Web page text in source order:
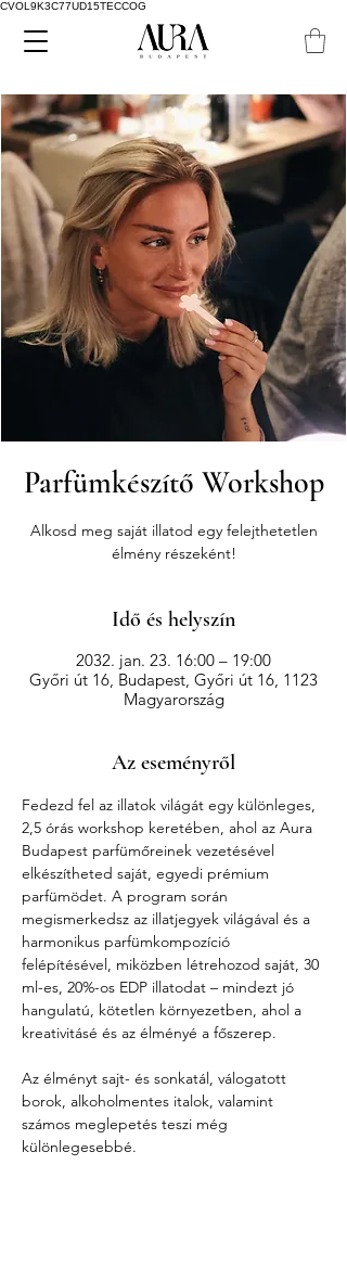
CVOL9K3C77UD15TECCOG
Parfümkészítő Workshop
Alkosd meg saját illatod egy felejthetetlen
élmény részeként!
Idő és helyszín
2032. jan. 23. 16:00 – 19:00
Győri út 16, Budapest, Győri út 16, 1123
Magyarország
Az eseményről
Fedezd fel az illatok világát egy különleges,
2,5 órás workshop keretében, ahol az Aura
Budapest parfümőreinek vezetésével
elkészítheted saját, egyedi prémium
parfümödet. A program során
megismerkedsz az illatjegyek világával és a
harmonikus parfümkompozíció
felépítésével, miközben létrehozod saját, 30
ml-es, 20%-os EDP illatodat – mindezt jó
hangulatú, kötetlen környezetben, ahol a
kreativitásé és az élményé a főszerep.
Az élményt sajt- és sonkatál, válogatott
borok, alkoholmentes italok, valamint
számos meglepetés teszi még
különlegesebbé.